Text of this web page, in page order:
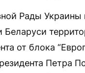
Рады Украины
Беларуси
от блока
Петра